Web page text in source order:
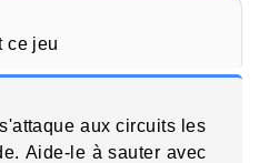
ce jeu
aux circuits les
Aide-le à sauter avec